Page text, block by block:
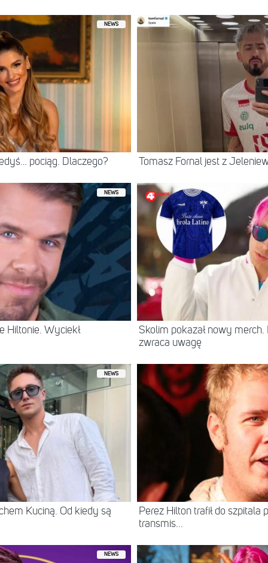
NEWS
pociąg. Dlaczego? Tomasz Fornal jest z
NEWS
Hiltonie. Wyciekł
Skolim pokazał nowy
zwraca uwagę
NEWS
Kuciną. Od kiedy są
Perez Hilton trafił do szpitala
transmis...
NEWS